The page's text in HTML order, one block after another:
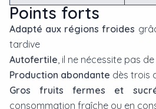
Points forts
Adapté aux régions froides
tardive
Autofertile , il ne nécessite pas
Production abondante dès trois
Gros fruits fermes et
consommation fraîche ou en